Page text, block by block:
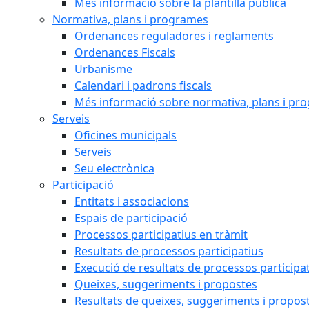
Normativa, plans i programes
Ordenances reguladores i reglaments
Ordenances Fiscals
Urbanisme
Calendari i padrons fiscals
Més informació sobre normativa, plans i
Serveis
Oficines municipals
Serveis
Seu electrònica
Participació
Entitats i associacions
Espais de participació
Processos participatius en tràmit
Resultats de processos participatius
Execució de resultats de processos
Queixes, suggeriments i propostes
Resultats de queixes, suggeriments i